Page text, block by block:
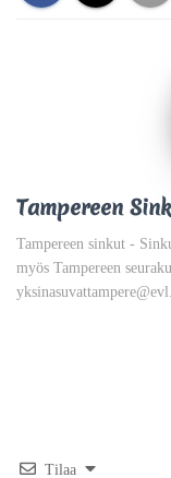
Tampereen
Tampereen sinkut -
myös Tampereen
Tilaa